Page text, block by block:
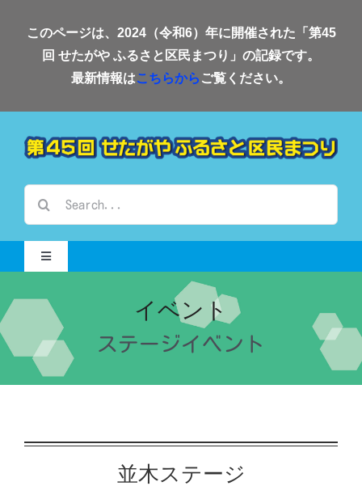
このページは、2024（令和6）年に開催された「第45
回 せたがや ふるさと区民まつり」の記録です。
最新情報はこちらから ご覧ください。
索
…
Toggle
Navigation
Home-2024-
会場案内
イベント
ステージイベント
並木ステージ